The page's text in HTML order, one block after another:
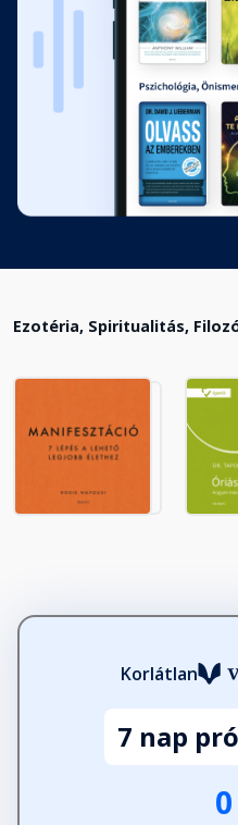
Az erő és az élet
Fejezet hossza: 00:12:32
A szerzőről
Fejezet hossza: 00:00:37
Ezotéria, Spiritualitás,
Korlátlan
7 nap